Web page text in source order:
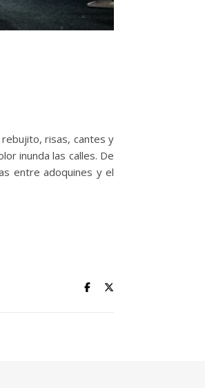
rebujito, risas, cantes y
inunda las calles. De
entre adoquines y el